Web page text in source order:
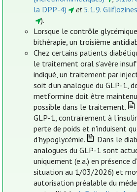
la DPP-4)
et 5.1.9.
).
Lorsque le contrôle
bithérapie, un troisième
Chez certains patients
le traitement oral s'avère
indiqué, un traitement par
soit d'un analogue du GLP-1,
metformine doit être
possible dans le traitement.
GLP-1, contrairement à
perte de poids et n'induisent
d'hypoglycémie.
Dans le
analogues du GLP-1 sont
uniquement (e.a.) en présence
situation au 1/03/2026) et
autorisation préalable du